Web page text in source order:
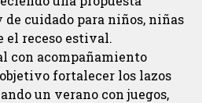
cuidado para niños, niñas
el receso estival.
acompañamiento
fortalecer los lazos
un verano con juegos,